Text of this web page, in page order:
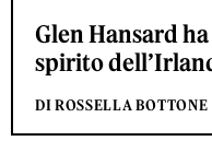
Glen Hansard
spirito
DI ROSSELLA BOTTONE